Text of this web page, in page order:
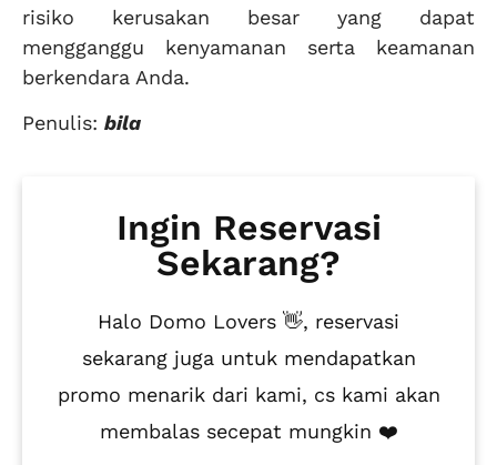
risiko kerusakan besar yang dapat
mengganggu kenyamanan serta keamanan
berkendara Anda.
Penulis: bila
Ingin Reservasi
Sekarang?
Halo Domo Lovers 👋, reservasi
sekarang juga untuk mendapatkan
promo menarik dari kami, cs kami akan
membalas secepat mungkin ❤️